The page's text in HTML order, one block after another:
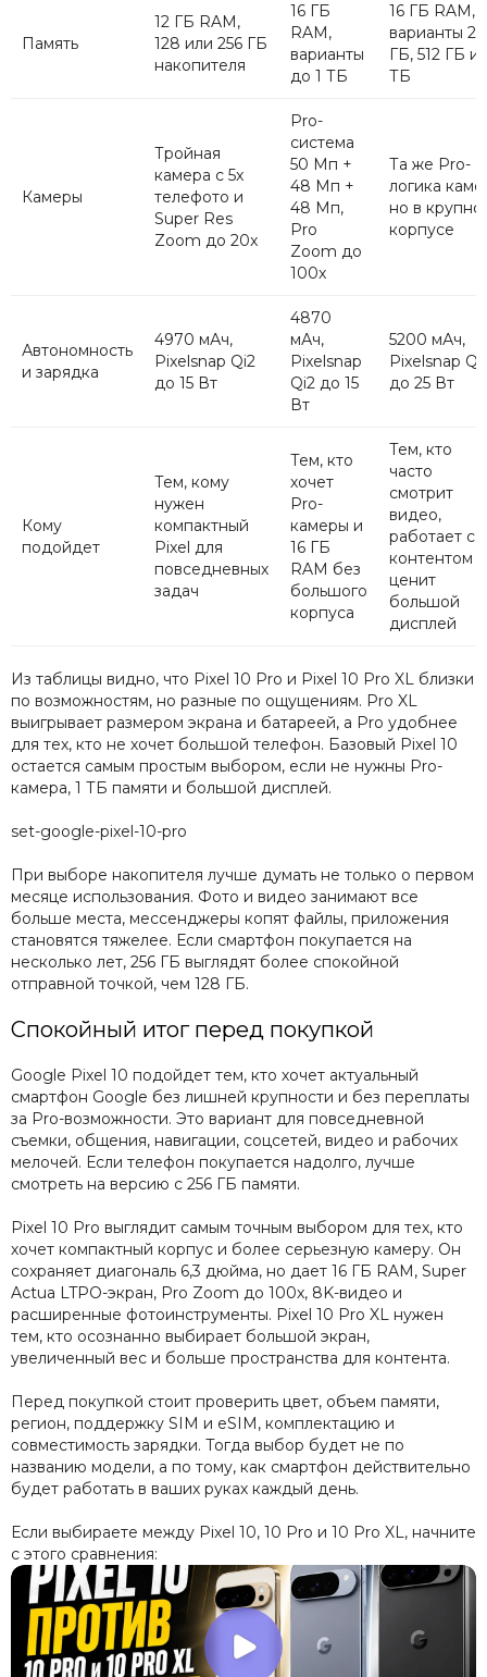
Память
12 ГБ RAM,
128 или 256 ГБ
накопителя
16 ГБ
RAM,
варианты
до 1 ТБ
16 ГБ RAM,
варианты
ГБ, 512 ГБ и
ТБ
Камеры
Тройная
камера с 5x
телефото и
Super Res
Zoom до 20x
Pro-
система
50 Мп +
48 Мп +
48 Мп,
Pro
Zoom до
100x
Та же Pro-
логика
но в
корпусе
Автономность
и зарядка
4970 мАч,
Pixelsnap Qi2
до 15 Вт
4870
мАч,
Pixelsnap
Qi2 до 15
Вт
5200 мАч,
Pixelsnap
до 25 Вт
Кому
подойдет
Тем, кому
нужен
компактный
Pixel для
повседневных
задач
Тем, кто
хочет
Pro-
камеры и
16 ГБ
RAM без
большого
корпуса
Тем, кто
часто
смотрит
видео,
работает с
контентом и
ценит
большой
дисплей
Из таблицы видно, что Pixel 10 Pro и Pixel 10 Pro XL близки
по возможностям, но разные по ощущениям. Pro XL
выигрывает размером экрана и батареей, а Pro удобнее
для тех, кто не хочет большой телефон. Базовый Pixel 10
остается самым простым выбором, если не нужны Pro-
камера, 1 ТБ памяти и большой дисплей.
set-google-pixel-10-pro
При выборе накопителя лучше думать не только о первом
месяце использования. Фото и видео занимают все
больше места, мессенджеры копят файлы, приложения
становятся тяжелее. Если смартфон покупается на
несколько лет, 256 ГБ выглядят более спокойной
отправной точкой, чем 128 ГБ.
Спокойный итог перед покупкой
Google Pixel 10 подойдет тем, кто хочет актуальный
смартфон Google без лишней крупности и без переплаты
за Pro-возможности. Это вариант для повседневной
съемки, общения, навигации, соцсетей, видео и рабочих
мелочей. Если телефон покупается надолго, лучше
смотреть на версию с 256 ГБ памяти.
Pixel 10 Pro выглядит самым точным выбором для тех, кто
хочет компактный корпус и более серьезную камеру. Он
сохраняет диагональ 6,3 дюйма, но дает 16 ГБ RAM, Super
Actua LTPO-экран, Pro Zoom до 100x, 8K-видео и
расширенные фотоинструменты. Pixel 10 Pro XL нужен
тем, кто осознанно выбирает большой экран,
увеличенный вес и больше пространства для контента.
Перед покупкой стоит проверить цвет, объем памяти,
регион, поддержку SIM и eSIM, комплектацию и
совместимость зарядки. Тогда выбор будет не по
названию модели, а по тому, как смартфон действительно
будет работать в ваших руках каждый день.
Если выбираете между Pixel 10, 10 Pro и 10 Pro XL, начните
с этого сравнения: